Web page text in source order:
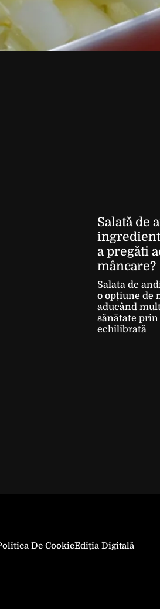
Salată de
a pregăti
mâncare?
Salata de
o opțiune de
aducând
sănătate
echilibrată
De CookieEdiția Digitală